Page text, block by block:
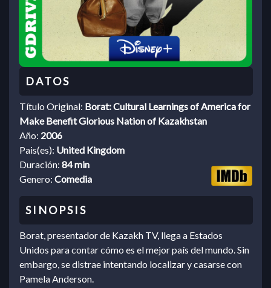
Título Original: Borat: Cultural Learnings of America for
Make Benefit Glorious Nation of Kazakhstan
Año: 2006
Pais(es): United Kingdom
Duración: 84 min
Genero: Comedia
Borat, presentador de Kazakh TV, llega a Estados
Unidos para contar cómo es el mejor país del mundo. Sin
embargo, se distrae intentando localizar y casarse con
Pamela Anderson.